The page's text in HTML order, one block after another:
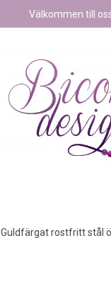
Välkommen till
Guldfärgat rostfritt stål